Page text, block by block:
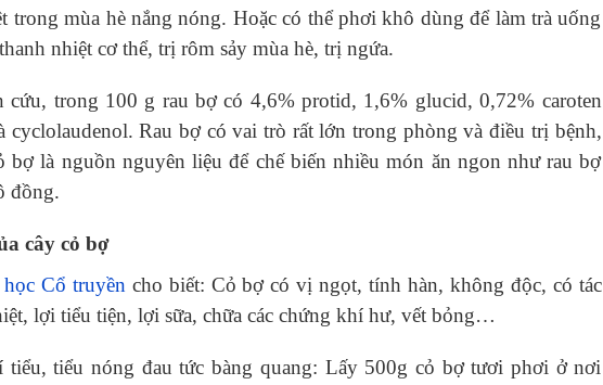
trong mùa hè nắng nóng. Hoặc có thể phơi khô dùng để làm trà uống
nhiệt cơ thể, trị rôm sảy mùa hè, trị ngứa.
cứu, trong 100 g rau bợ có 4,6% protid, 1,6% glucid, 0,72% caroten
cyclolaudenol. Rau bợ có vai trò rất lớn trong phòng và điều trị bệnh,
bợ là nguồn nguyên liệu để chế biến nhiều món ăn ngon như rau bợ
đồng.
cây cỏ bợ
Cổ truyền cho biết: Cỏ bợ có vị ngọt, tính hàn, không độc, có tác
lợi tiểu tiện, lợi sữa, chữa các chứng khí hư, vết bỏng…
tiểu, tiểu nóng đau tức bàng quang: Lấy 500g cỏ bợ tươi phơi ở nơi